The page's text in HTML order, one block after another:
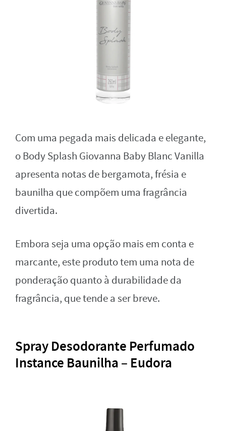
Com uma pegada mais delicada e elegante,
o Body Splash Giovanna Baby Blanc Vanilla
apresenta notas de bergamota, frésia e
baunilha que compõem uma fragrância
divertida.
Embora seja uma opção mais em conta e
marcante, este produto tem uma nota de
ponderação quanto à durabilidade da
fragrância, que tende a ser breve.
Spray Desodorante Perfumado
Instance Baunilha – Eudora